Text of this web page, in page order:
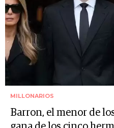
MILLONARIOS
Barron, el menor de